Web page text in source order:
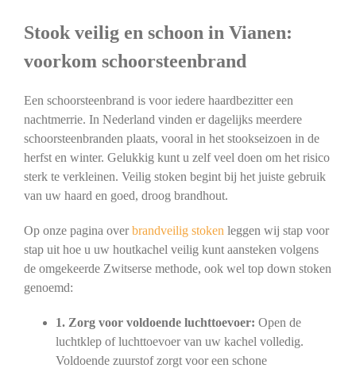
Stook veilig en schoon in Vianen:
voorkom schoorsteenbrand
Een schoorsteenbrand is voor iedere haardbezitter een
nachtmerrie. In Nederland vinden er dagelijks meerdere
schoorsteenbranden plaats, vooral in het stookseizoen in de
herfst en winter. Gelukkig kunt u zelf veel doen om het risico
sterk te verkleinen. Veilig stoken begint bij het juiste gebruik
van uw haard en goed, droog brandhout.
Op onze pagina overbrandveilig stoken leggen wij stap voor
stap uit hoe u uw houtkachel veilig kunt aansteken volgens
de omgekeerde Zwitserse methode, ook wel top down stoken
genoemd:
1. Zorg voor voldoende luchttoevoer: Open de
luchtklep of luchttoevoer van uw kachel volledig.
Voldoende zuurstof zorgt voor een schone